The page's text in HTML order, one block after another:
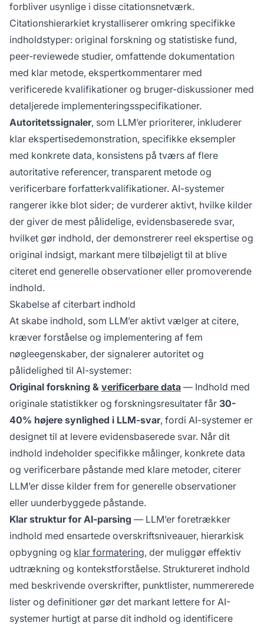
forbliver usynlige i disse citationsnetværk.
Citationshierarkiet krystalliserer omkring specifikke
indholdstyper: original forskning og statistiske fund,
peer-reviewede studier, omfattende dokumentation
med klar metode, ekspertkommentarer med
verificerede kvalifikationer og bruger-diskussioner med
detaljerede implementeringsspecifikationer.
Autoritetssignaler, som LLM’er prioriterer, inkluderer
klar ekspertisedemonstration, specifikke eksempler
med konkrete data, konsistens på tværs af flere
autoritative referencer, transparent metode og
verificerbare forfatterkvalifikationer. AI-systemer
rangerer ikke blot sider; de vurderer aktivt, hvilke kilder
der giver de mest pålidelige, evidensbaserede svar,
hvilket gør indhold, der demonstrerer reel ekspertise og
original indsigt, markant mere tilbøjeligt til at blive
citeret end generelle observationer eller promoverende
indhold.
Skabelse af citerbart indhold
At skabe indhold, som LLM’er aktivt vælger at citere,
kræver forståelse og implementering af fem
nøgleegenskaber, der signalerer autoritet og
pålidelighed til AI-systemer:
Original forskning & verificerbare data — Indhold med
originale statistikker og forskningsresultater får 30-
40% højere synlighed i LLM-svar, fordi AI-systemer er
designet til at levere evidensbaserede svar. Når dit
indhold indeholder specifikke målinger, konkrete data
og verificerbare påstande med klare metoder, citerer
LLM’er disse kilder frem for generelle observationer
eller uunderbyggede påstande.
Klar struktur for AI-parsing — LLM’er foretrækker
indhold med ensartede overskriftsniveauer, hierarkisk
opbygning og klar formatering, der muliggør effektiv
udtrækning og kontekstforståelse. Struktureret indhold
med beskrivende overskrifter, punktlister, nummererede
lister og definitioner gør det markant lettere for AI-
systemer hurtigt at parse dit indhold og identificere